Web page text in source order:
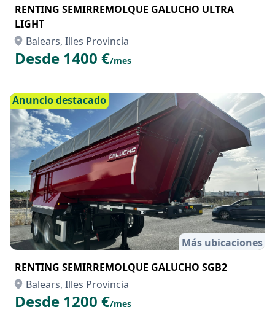
RENTING SEMIRREMOLQUE GALUCHO ULTRA
LIGHT
Balears, Illes Provincia
Desde 1400 €/mes
Anuncio destacado
Más ubicaciones
RENTING SEMIRREMOLQUE GALUCHO SGB2
Balears, Illes Provincia
Desde 1200 €/mes